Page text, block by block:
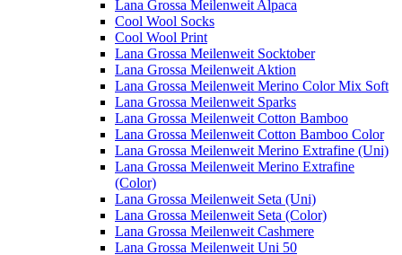
Lana Grossa Meilenweit Alpaca
Cool Wool Socks
Cool Wool Print
Lana Grossa Meilenweit Socktober
Lana Grossa Meilenweit Aktion
Lana Grossa Meilenweit Merino Color Mix Soft
Lana Grossa Meilenweit Sparks
Lana Grossa Meilenweit Cotton Bamboo
Lana Grossa Meilenweit Cotton Bamboo Color
Lana Grossa Meilenweit Merino Extrafine (Uni)
Lana Grossa Meilenweit Merino Extrafine
(Color)
Lana Grossa Meilenweit Seta (Uni)
Lana Grossa Meilenweit Seta (Color)
Lana Grossa Meilenweit Cashmere
Lana Grossa Meilenweit Uni 50